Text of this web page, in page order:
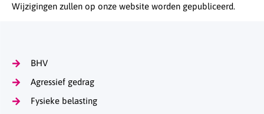
Wijzigingen zullen op onze website worden gepubliceerd.
BHV
Agressief gedrag
Fysieke belasting